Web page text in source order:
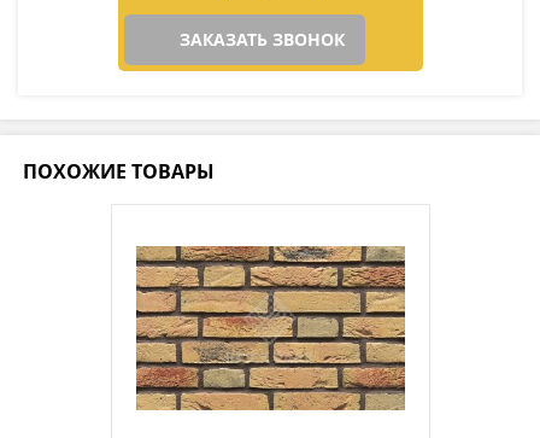
ЗАКАЗАТЬ ЗВОНОК
ПОХОЖИЕ ТОВАРЫ